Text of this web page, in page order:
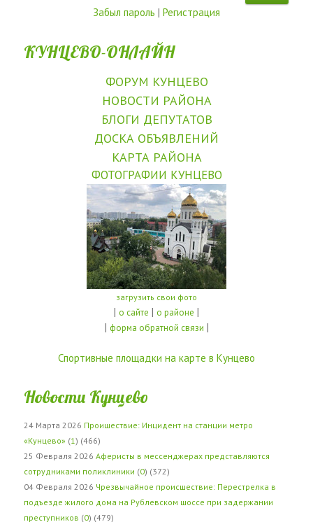
Забыл пароль | Регистрация
КУНЦЕВО-ОНЛАЙН
ФОРУМ КУНЦЕВО
НОВОСТИ РАЙОНА
БЛОГИ ДЕПУТАТОВ
ДОСКА ОБЪЯВЛЕНИЙ
КАРТА РАЙОНА
ФОТОГРАФИИ КУНЦЕВО
загрузить свои фото
| о сайте | о районе |
| форма обратной связи |
Спортивные площадки на карте в Кунцево
Новости Кунцево
24 Марта 2026 Проишествие: Инцидент на станции метро
«Кунцево» (1 ) (466)
25 Февраля 2026 Аферисты в мессенджерах представляются
сотрудниками поликлиники (0) (372)
04 Февраля 2026 Чрезвычайное происшествие: Перестрелка в
подъезде жилого дома на Рублевском шоссе при задержании
преступников (0) (479)